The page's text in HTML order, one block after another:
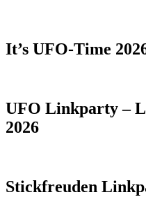
It’s UFO-Time
UFO Linkparty –
2026
Stickfreuden